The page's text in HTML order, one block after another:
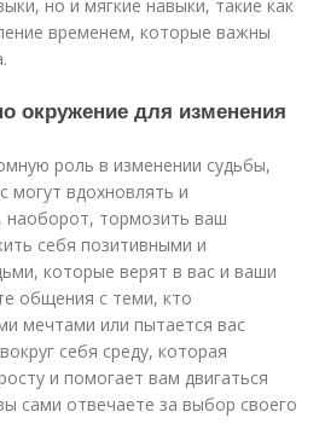
но и мягкие навыки, такие как
временем, которые важны
окружение для изменения
роль в изменении судьбы,
могут вдохновлять и
наоборот, тормозить ваш
себя позитивными и
которые верят в вас и ваши
общения с теми, кто
мечтами или пытается вас
себя среду, которая
и помогает вам двигаться
сами отвечаете за выбор своего